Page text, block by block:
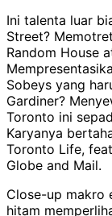
Ini talenta luar
Street?
Random House
Sobeys yang
Gardiner?
Toronto ini
Karyanya
Toronto Life,
Globe and Mail.
Close-up makro
hitam